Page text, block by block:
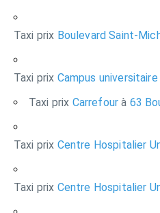
Taxi prix Boulevard Saint-
Taxi prix Campus
Taxi prix Carrefourà 63
Taxi prix Centre Hospitalier
Taxi prix Centre Hospitalier